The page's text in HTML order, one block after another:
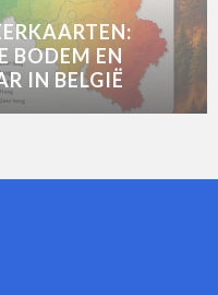
BODEM EN
IN BELGIË